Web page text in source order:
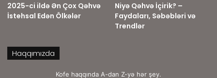
2025-ci ildə Ən Çox Qəhvə
İstehsal Edən Ölkələr
Niyə Qəhvə İçirik? –
Faydaları, Səbəbləri və
Trendlər
Haqqımızda
Kofe haqqında A-dan Z-yə hər şey.